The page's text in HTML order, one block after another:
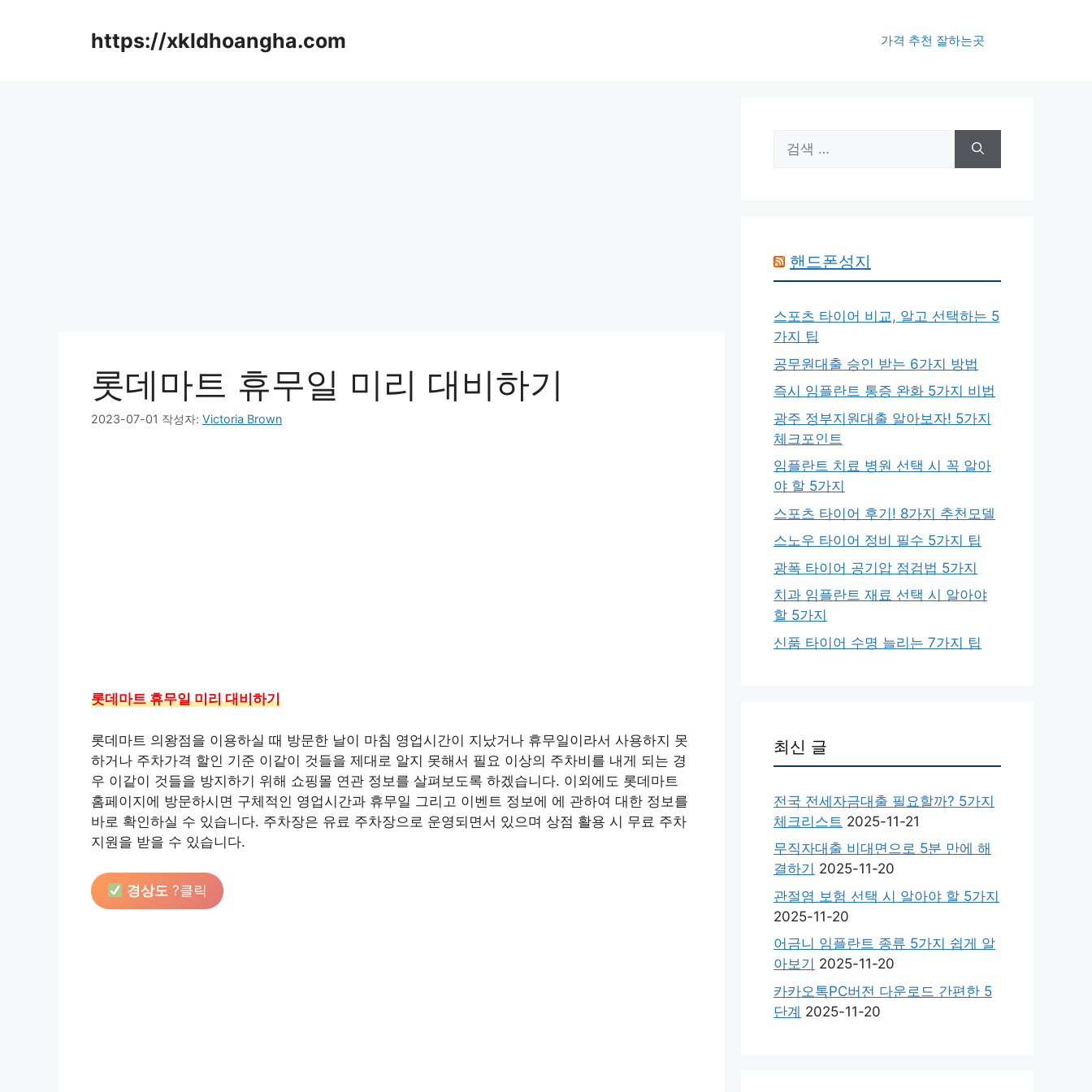
https://xkldhoangha.com 가격 추천 잘하는곳
롯데마트 휴무일 미리 대비하기
2023-07-01 작성자: Victoria Brown
롯데마트 휴무일 미리 대비하기
롯데마트 의왕점을 이용하실 때 방문한 날이 마침 영업시간이 지났거나 휴무일이라서 사용하지 못
하거나 주차가격 할인 기준 이같이 것들을 제대로 알지 못해서 필요 이상의 주차비를 내게 되는 경
우 이같이 것들을 방지하기 위해 쇼핑몰 연관 정보를 살펴보도록 하겠습니다. 이외에도 롯데마트
홈페이지에 방문하시면 구체적인 영업시간과 휴무일 그리고 이벤트 정보에 에 관하여 대한 정보를
바로 확인하실 수 있습니다. 주차장은 유료 주차장으로 운영되면서 있으며 상점 활용 시 무료 주차
지원을 받을 수 있습니다.
경상도 ?클릭
색:
핸드폰성지
스포츠 타이어 비교, 알고 선택하는 5
가지 팁
공무원대출 승인 받는 6가지 방법
즉시 임플란트 통증 완화 5가지 비법
광주 정부지원대출 알아보자! 5가지
체크포인트
임플란트 치료 병원 선택 시 꼭 알아
야 할 5가지
스포츠 타이어 후기! 8가지 추천모델
스노우 타이어 정비 필수 5가지 팁
광폭 타이어 공기압 점검법 5가지
치과 임플란트 재료 선택 시 알아야
할 5가지
신품 타이어 수명 늘리는 7가지 팁
최신 글
전국 전세자금대출 필요할까? 5가지
체크리스트 2025-11-21
무직자대출 비대면으로 5분 만에 해
결하기 2025-11-20
관절염 보험 선택 시 알아야 할 5가지
2025-11-20
어금니 임플란트 종류 5가지 쉽게 알
아보기 2025-11-20
카카오톡PC버전 다운로드 간편한 5
단계 2025-11-20